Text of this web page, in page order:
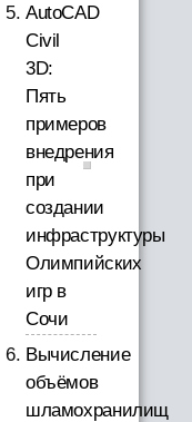
AutoCAD
Civil
3D:
Пять
примеров
внедрения
при
создании
инфраструктуры
Олимпийских
игр в
Сочи
Вычисление
объёмов
шламохранилищ